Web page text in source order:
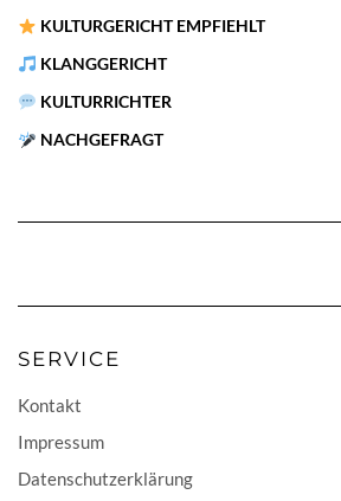
KULTURGERICHT EMPFIEHLT
KLANGGERICHT
KULTURRICHTER
NACHGEFRAGT
SERVICE
Kontakt
Impressum
Datenschutzerklärung